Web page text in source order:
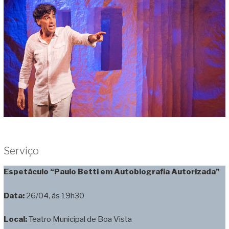
Serviço
Espetáculo “Paulo Betti em Autobiografia Autorizada”
Data: 26/04, às 19h30
Local:Teatro Municipal de Boa Vista